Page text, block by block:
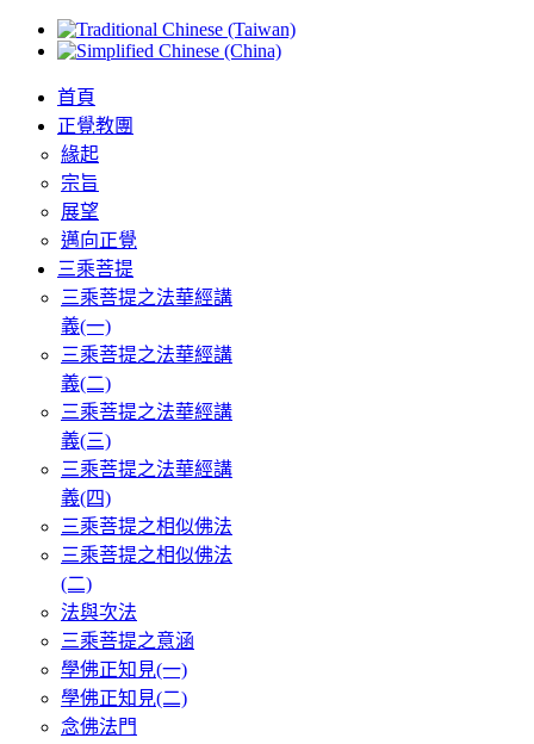
首頁
正覺教團
緣起
宗旨
展望
邁向正覺
三乘菩提
三乘菩提之法華經講
義(一)
三乘菩提之法華經講
義(二)
三乘菩提之法華經講
義(三)
三乘菩提之法華經講
義(四)
三乘菩提之相似佛法
三乘菩提之相似佛法
(二)
法與次法
三乘菩提之意涵
學佛正知見(一)
學佛正知見(二)
念佛法門